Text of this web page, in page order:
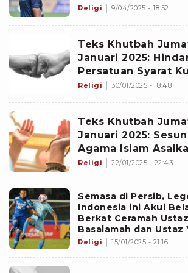
Belajar Agama
Religi 9/04/2025 - 18:52
Teks Khutbah
Januari 2025:
Persatuan Syarat
Religi 30/01/2025 - 18:48
Teks Khutbah
Januari 2025:
Agama Islam
Religi 22/01/2025 - 22:43
Semasa di Persib,
Indonesia ini Akui
Berkat Ceramah
Basalamah dan Ustaz
Religi 15/01/2025 - 21:16